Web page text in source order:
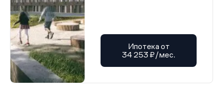
Ипотека от
34 253 ₽/мес.